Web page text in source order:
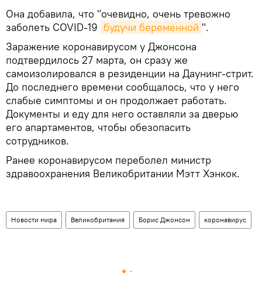
Она добавила, что "очевидно, очень тревожно
заболеть COVID-19 будучи беременной ".
Заражение коронавирусом у Джонсона
подтвердилось 27 марта, он сразу же
самоизолировался в резиденции на Даунинг-стрит.
До последнего времени сообщалось, что у него
слабые симптомы и он продолжает работать.
Документы и еду для него оставляли за дверью
его апартаментов, чтобы обезопасить
сотрудников.
Ранее коронавирусом переболел министр
здравоохранения Великобритании Мэтт Хэнкок.
Новости мира Великобритания Борис Джонсон коронавирус